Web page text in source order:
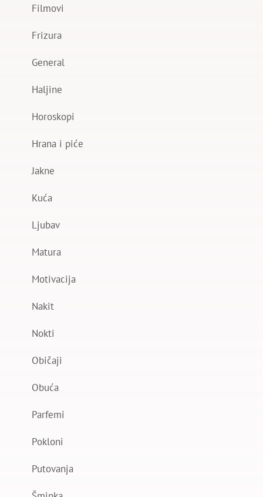
Filmovi
Frizura
General
Haljine
Horoskopi
Hrana i piće
Jakne
Kuća
Ljubav
Matura
Motivacija
Nakit
Nokti
Običaji
Obuća
Parfemi
Pokloni
Putovanja